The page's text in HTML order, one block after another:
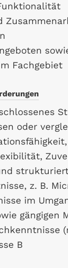
Fachgebiet
oder
z. B.
im
gängigen
B